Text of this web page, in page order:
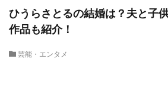
ひうらさとるの結婚は？夫と子
作品も紹介！
芸能・エンタメ